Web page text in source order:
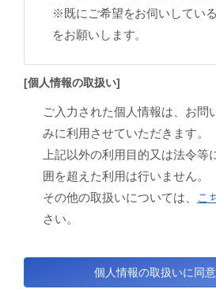
※既にご希望をお伺いしてい
をお願いします。
[個人情報の取扱い]
ご入力された個人情報は、お問
みに利用させていただきます。
上記以外の利用目的又は法令等
囲を超えた利用は行いません。
その他の取扱いについては、
こ
さい。